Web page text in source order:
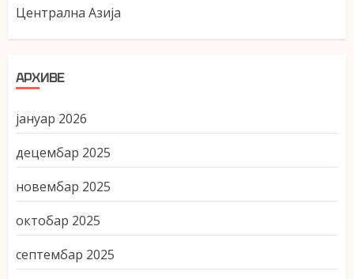
Централна Азија
АРХИВЕ
јануар 2026
децембар 2025
новембар 2025
октобар 2025
септембар 2025